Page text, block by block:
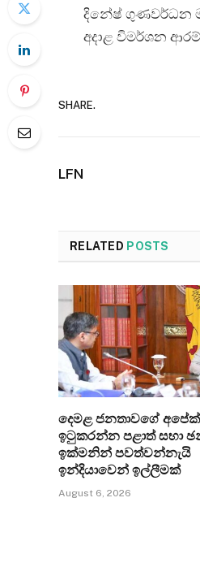
දිනේෂ් ගුණවර්ධන
අදාළ විමර්ශන
SHARE.
LFN
RELATED POSTS
දෙමළ ජනතාවගේ
ඉටුකරන්න පළාත් සභා
ඉක්මනින් පවත්වන්නැයි
ඉන්දියාවෙන් ඉල්ලීමක්
August 6, 2026